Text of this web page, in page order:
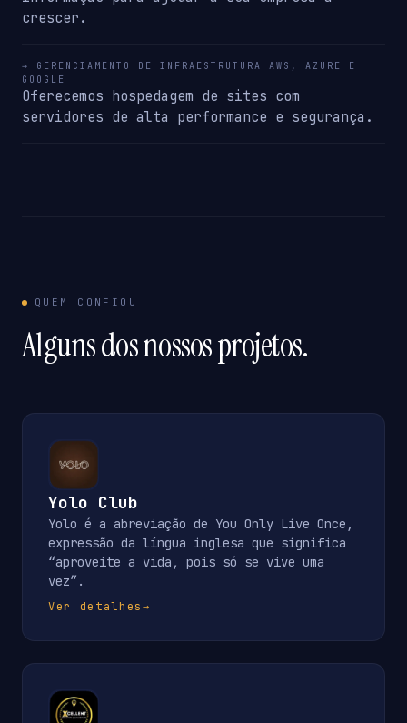
crescer.
→ GERENCIAMENTO DE INFRAESTRUTURA AWS, AZURE E
GOOGLE
Oferecemos hospedagem de sites com
servidores de alta performance e segurança.
QUEM CONFIOU
Alguns dos nossos projetos.
Yolo Club
Yolo é a abreviação de You Only Live Once,
expressão da língua inglesa que significa
“aproveite a vida, pois só se vive uma
vez”.
Ver detalhes→